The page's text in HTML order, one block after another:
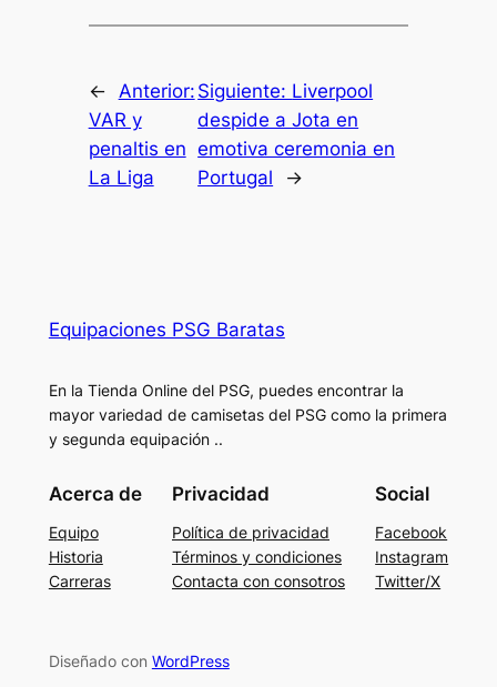
←
Anterior:
VAR y
penaltis en
La Liga
Siguiente: Liverpool
despide a Jota en
emotiva ceremonia en
Portugal
→
Equipaciones PSG Baratas
En la Tienda Online del PSG, puedes encontrar la
mayor variedad de camisetas del PSG como la primera
y segunda equipación ..
Acerca de
Equipo
Historia
Carreras
Privacidad
Política de privacidad
Términos y condiciones
Contacta con consotros
Social
Facebook
Instagram
Twitter/X
Diseñado con WordPress